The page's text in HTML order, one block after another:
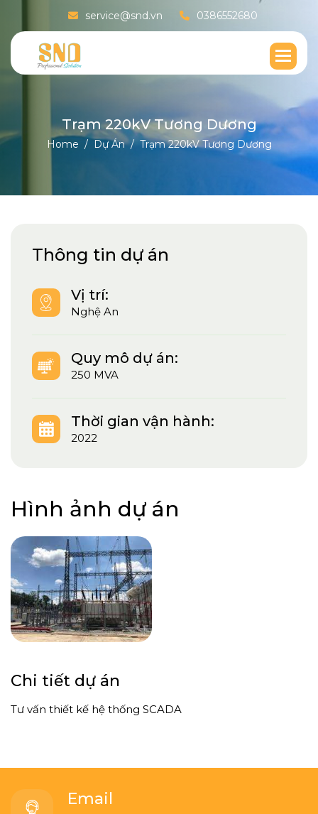
service@snd.vn 0386552680
Trạm 220kV Tương Dương
Home Dự Án Trạm 220kV Tương Dương
Thông tin dự án
Vị trí:
Nghệ An
Quy mô dự án:
250 MVA
Thời gian vận hành:
2022
Hình ảnh dự án
Chi tiết dự án
Tư vấn thiết kế hệ thống SCADA
Email